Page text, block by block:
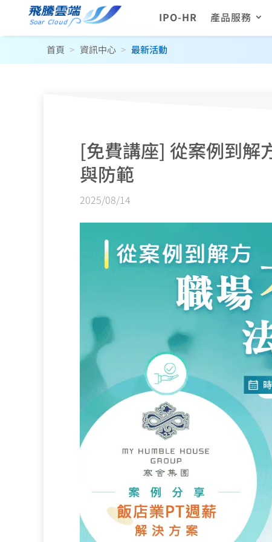
IPO-HR 產品服務
首頁 > 資訊中心 > 最新活動
[免費講座] 從案例到解
與防範
2025/08/14